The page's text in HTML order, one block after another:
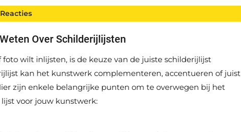
Over Schilderijlijsten
wilt inlijsten, is de keuze van de juiste schilderijlijst
kan het kunstwerk complementeren, accentueren of juist
zijn enkele belangrijke punten om te overwegen bij het
voor jouw kunstwerk: